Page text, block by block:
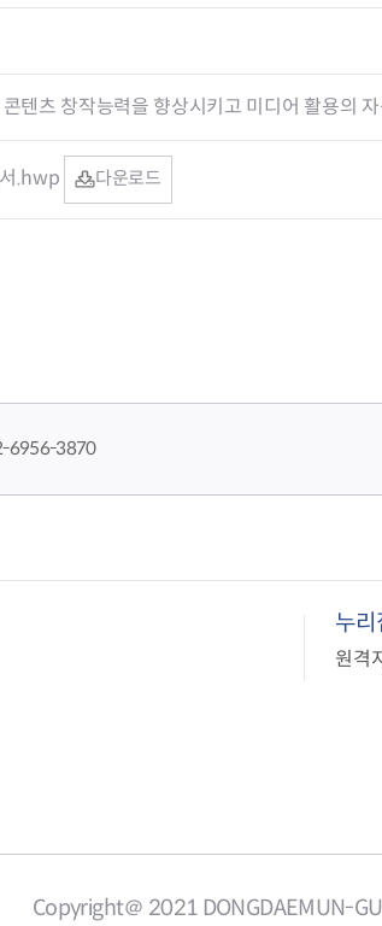
텐츠 창작능력을 향상시키고 미디어 활용의
.hwp 다운로드
6956-3870
누
원격
Copyright＠ 2021 DONGDAEMUN-